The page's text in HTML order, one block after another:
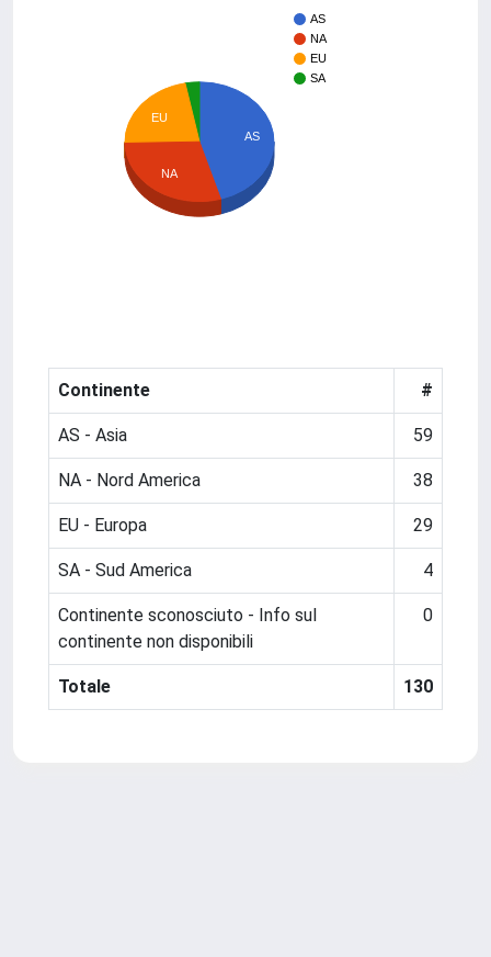
AS
NA
EU
SA
AS
EU
NA
Continente #
AS - Asia 59
NA - Nord America 38
EU - Europa 29
SA - Sud America 4
Continente sconosciuto - Info sul
continente non disponibili
0
Totale 130